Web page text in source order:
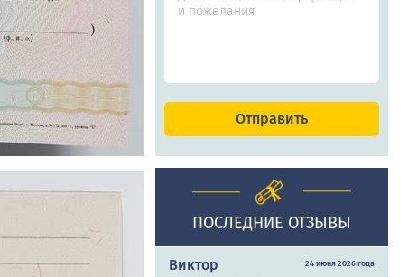
ПОСЛЕДНИЕ ОТЗЫВЫ
Виктор 24 июня 2026 года